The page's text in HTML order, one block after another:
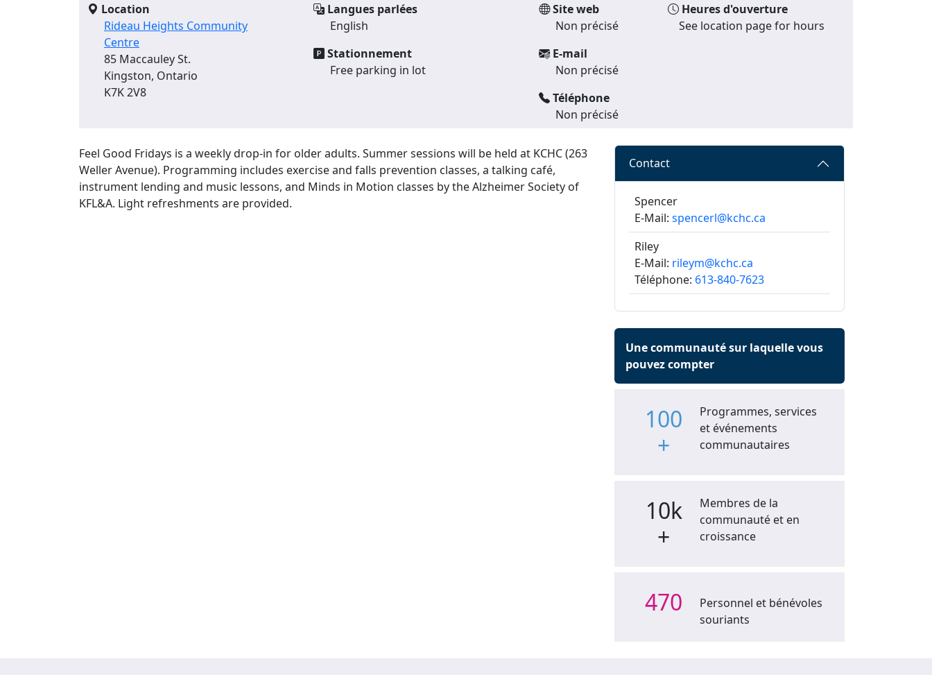
Location
Rideau Heights Community
Centre
85 Maccauley St.
Kingston, Ontario
K7K 2V8
Langues parlées
English
Stationnement
Free parking in lot
Site web
Non précisé
E-mail
Non précisé
Téléphone
Non précisé
Heures d'ouverture
See location page for hours
Feel Good Fridays is a weekly drop-in for older adults. Summer sessions will be held at KCHC (263
Weller Avenue). Programming includes exercise and falls prevention classes, a talking café,
instrument lending and music lessons, and Minds in Motion classes by the Alzheimer Society of
KFL&A. Light refreshments are provided.
Contact
Spencer
E-Mail: spencerl@kchc.ca
Riley
E-Mail: rileym@kchc.ca
Téléphone: 613-840-7623
Une communauté sur laquelle vous
pouvez compter
100
+
Programmes, services
et événements
communautaires
10k
+
Membres de la
communauté et en
croissance
470
Personnel et bénévoles
souriants